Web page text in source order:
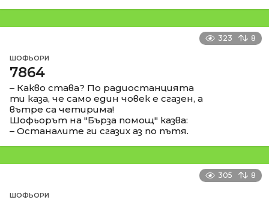
323 8
ШОФЬОРИ
7864
– Какво става? По радиостанцията
ти каза, че само един човек е сгазен, а
вътре са четирима!
Шофьорът на "Бърза помощ" казва:
– Останалите ги сгазих аз по пътя.
305 8
ШОФЬОРИ